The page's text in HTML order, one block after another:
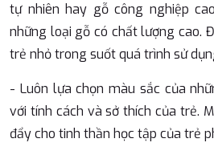
tự nhiên hay gỗ công nghiệp
những loại gỗ có chất lượng cao.
trẻ nhỏ trong suốt quá trình sử
- Luôn lựa chọn màu sắc của
với tính cách và sở thích của trẻ.
đẩy cho tinh thần học tập của trẻ